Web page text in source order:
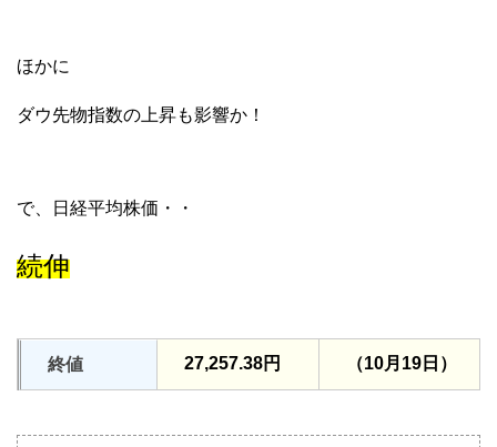
ほかに
ダウ先物指数の上昇も影響か！
で、日経平均株価・・
続伸
終値 27,257.38円 （10月19日）